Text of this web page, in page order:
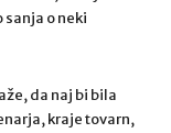
o neki
da naj bi bila
kraje tovarn,